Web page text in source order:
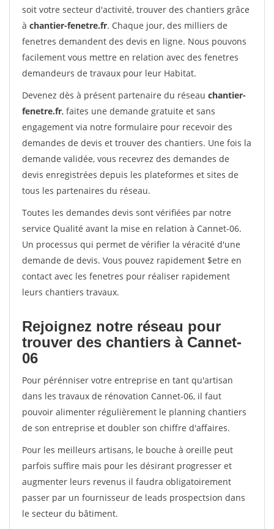
soit votre secteur d'activité, trouver des chantiers grâce
à chantier-fenetre.fr. Chaque jour, des milliers de
fenetres demandent des devis en ligne. Nous pouvons
facilement vous mettre en relation avec des fenetres
demandeurs de travaux pour leur Habitat.
Devenez dès à présent partenaire du réseau chantier-
fenetre.fr, faites une demande gratuite et sans
engagement via notre formulaire pour recevoir des
demandes de devis et trouver des chantiers. Une fois la
demande validée, vous recevrez des demandes de
devis enregistrées depuis les plateformes et sites de
tous les partenaires du réseau.
Toutes les demandes devis sont vérifiées par notre
service Qualité avant la mise en relation à Cannet-06.
Un processus qui permet de vérifier la véracité d'une
demande de devis. Vous pouvez rapidement $etre en
contact avec les fenetres pour réaliser rapidement
leurs chantiers travaux.
Rejoignez notre réseau pour
trouver des chantiers à Cannet-
06
Pour pérénniser votre entreprise en tant qu'artisan
dans les travaux de rénovation Cannet-06, il faut
pouvoir alimenter régulièrement le planning chantiers
de son entreprise et doubler son chiffre d'affaires.
Pour les meilleurs artisans, le bouche à oreille peut
parfois suffire mais pour les désirant progresser et
augmenter leurs revenus il faudra obligatoirement
passer par un fournisseur de leads prospectsion dans
le secteur du bâtiment.